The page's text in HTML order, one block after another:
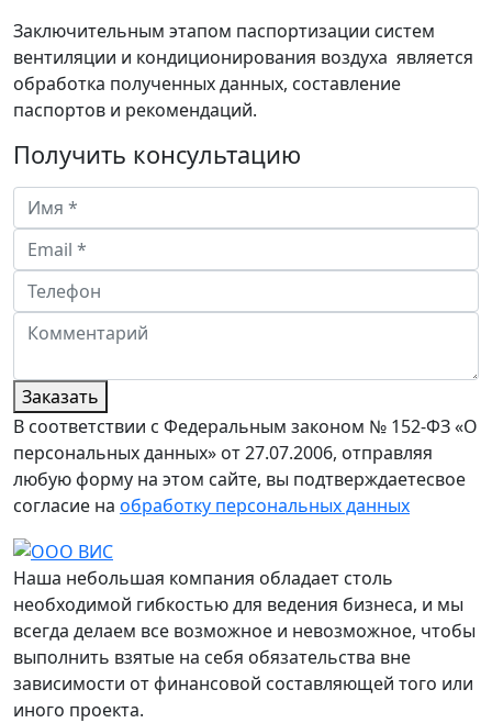
Заключительным этапом паспортизации систем
вентиляции и кондиционирования воздуха является
обработка полученных данных, составление
паспортов и рекомендаций.
Получить консультацию
Заказать
В соответствии с Федеральным законом № 152-ФЗ «О
персональных данных» от 27.07.2006, отправляя
любую форму на этом сайте, вы подтверждаетесвое
согласие на обработку персональных данных
Наша небольшая компания обладает столь
необходимой гибкостью для ведения бизнеса, и мы
всегда делаем все возможное и невозможное, чтобы
выполнить взятые на себя обязательства вне
зависимости от финансовой составляющей того или
иного проекта.